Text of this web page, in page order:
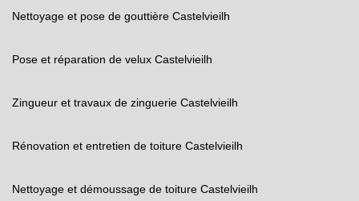
Nettoyage et pose de gouttière Castelvieilh
Pose et réparation de velux Castelvieilh
Zingueur et travaux de zinguerie Castelvieilh
Rénovation et entretien de toiture Castelvieilh
Nettoyage et démoussage de toiture Castelvieilh